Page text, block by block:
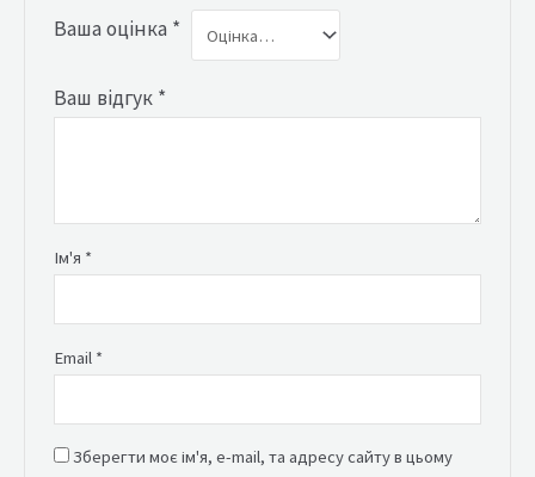
Ваша оцінка *
Ваш відгук *
Ім'я *
Email *
Зберегти моє ім'я, e-mail, та адресу сайту в цьому